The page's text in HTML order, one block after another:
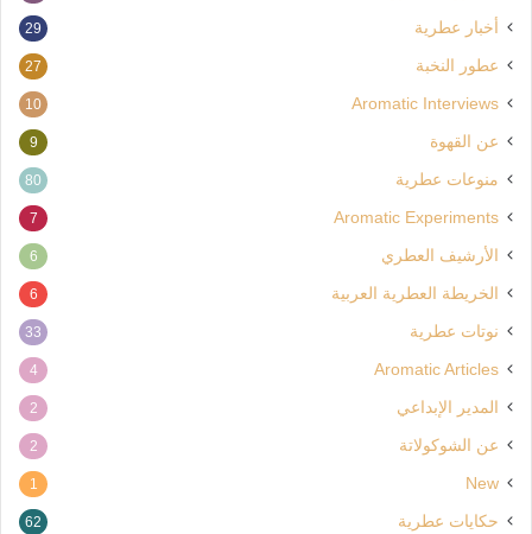
أخبار عطرية 29
عطور النخبة 27
Aromatic Interviews
10
عن القهوة 9
منوعات عطرية 80
Aromatic Experiments
7
الأرشيف العطري 6
الخريطة العطرية العربية 6
نوتات عطرية 33
Aromatic Articles
4
المدير الإبداعي 2
عن الشوكولاتة 2
New
1
حكايات عطرية 62